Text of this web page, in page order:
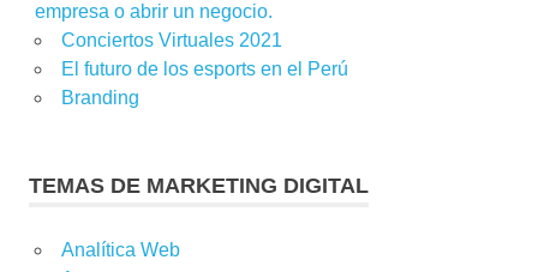
empresa o abrir un negocio.
Conciertos Virtuales 2021
El futuro de los esports en el Perú
Branding
TEMAS DE MARKETING DIGITAL
Analítica Web